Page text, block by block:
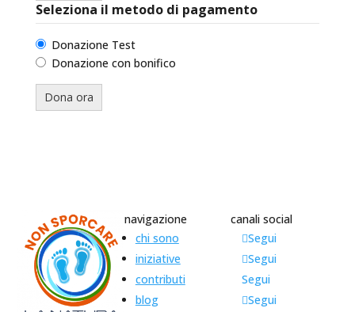
Seleziona il metodo di pagamento
Donazione Test
Donazione con bonifico
navigazione
chi sono
iniziative
contributi
blog
canali social
Segui
Segui
Segui
Segui